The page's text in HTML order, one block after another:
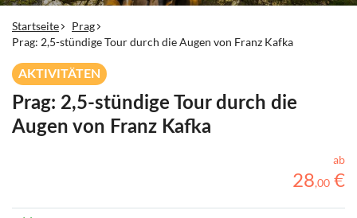
Startseite
Prag
Prag: 2,5-stündige Tour durch die Augen von Franz Kafka
AKTIVITÄTEN
Prag: 2,5-stündige Tour durch die
Augen von Franz Kafka
ab
28,00 €